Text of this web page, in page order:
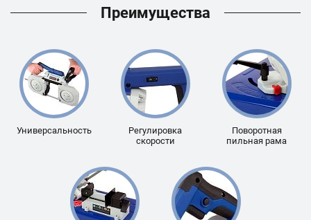
Преимущества
Универсальность
Регулировка
скорости
Поворотная
пильная рама